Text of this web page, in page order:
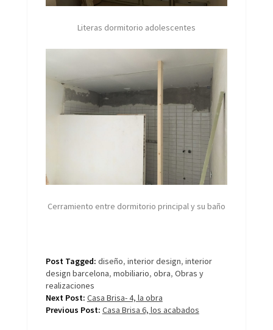
Literas dormitorio adolescentes
Cerramiento entre dormitorio principal y su baño
Post Tagged: diseño, interior design, interior
design barcelona, mobiliario, obra, Obras y
realizaciones
Next Post: Casa Brisa- 4, la obra
Previous Post: Casa Brisa 6, los acabados